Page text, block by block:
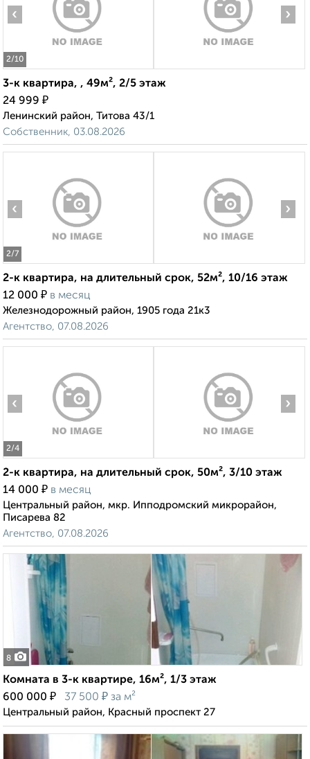
2/10
‹ ›
3-к квартира, , 49м², 2/5 этаж
24 999 ₽
Ленинский район, Титова 43/1
Собственник, 03.08.2026
2/7
‹ ›
2-к квартира, на длительный срок, 52м², 10/16 этаж
12 000 ₽ в месяц
Железнодорожный район, 1905 года 21к3
Агентство, 07.08.2026
2/4
‹ ›
2-к квартира, на длительный срок, 50м², 3/10 этаж
14 000 ₽ в месяц
Центральный район, мкр. Ипподромский микрорайон,
Писарева 82
Агентство, 07.08.2026
8
Комната в 3-к квартире, 16м², 1/3 этаж
600 000 ₽ 37 500 ₽ за м²
Центральный район, Красный проспект 27